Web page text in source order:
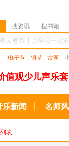
搜资讯 搜书籍
电子琴 钢琴 古筝
值观少儿声乐
乐新闻 名师
表